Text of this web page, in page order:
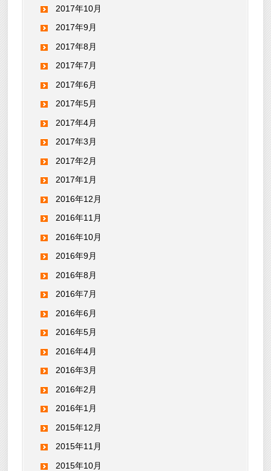
2017年10月
2017年9月
2017年8月
2017年7月
2017年6月
2017年5月
2017年4月
2017年3月
2017年2月
2017年1月
2016年12月
2016年11月
2016年10月
2016年9月
2016年8月
2016年7月
2016年6月
2016年5月
2016年4月
2016年3月
2016年2月
2016年1月
2015年12月
2015年11月
2015年10月